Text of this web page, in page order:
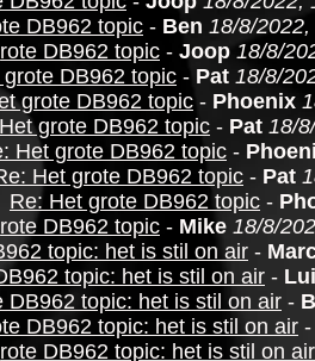
DB962 topic - Ben 18/8/
DB962 topic - Joop 18/8/
DB962 topic - Pat 18/8/
grote DB962 topic - Phoenix
grote DB962 topic - Pat 18/
Het grote DB962 topic -
Het grote DB962 topic - Pat
Re: Het grote DB962 topic -
DB962 topic - Mike 18/8/
topic: het is stil on air -
topic: het is stil on air -
DB962 topic: het is stil on air -
DB962 topic: het is stil on air
DB962 topic: het is stil on air